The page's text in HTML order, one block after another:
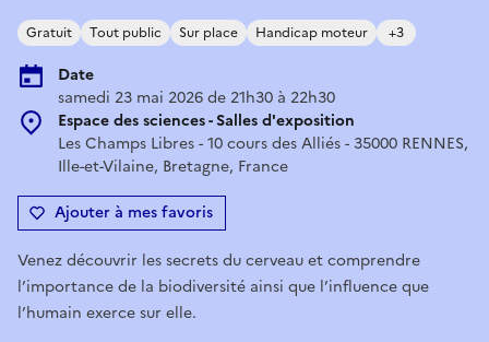
Gratuit Tout public Sur place Handicap moteur +3
Date
samedi 23 mai 2026 de 21h30 à 22h30
Espace des sciences - Salles d'exposition
Les Champs Libres - 10 cours des Alliés - 35000 RENNES,
Ille-et-Vilaine, Bretagne, France
Ajouter à mes favoris
​​Venez découvrir les secrets du cerveau et comprendre
l’importance de la biodiversité ainsi que l’influence que
l’humain exerce sur elle.